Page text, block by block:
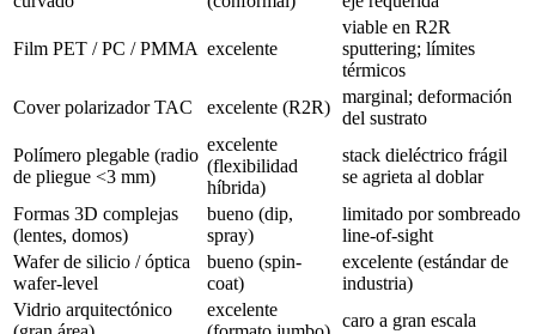
Film PET / PC / PMMA excelente
viable en R2R
sputtering; límites
térmicos
Cover polarizador TAC
excelente (R2R)
marginal; deformación
del sustrato
Polímero plegable (radio
de pliegue <3 mm)
excelente
(flexibilidad
híbrida)
stack dieléctrico frágil
se agrieta al doblar
Formas 3D complejas
(lentes, domos)
bueno (dip,
spray)
limitado por sombreado
line-of-sight
Wafer de silicio / óptica
wafer-level
bueno (spin-
coat)
excelente (estándar de
industria)
Vidrio arquitectónico
excelente
caro a gran escala